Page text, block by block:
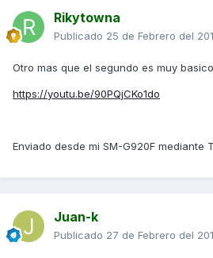
Rikytowna
Publicado 25 de Febrero del
Otro mas que el segundo es muy
https://youtu.be/90PQjCKo1do
Enviado desde mi SM-G920F mediante
Juan-k
Publicado 27 de Febrero del